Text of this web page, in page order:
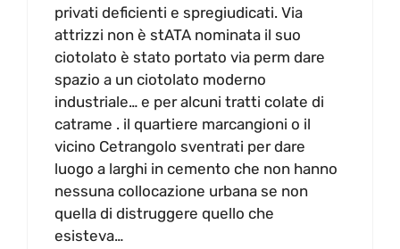
privati deficienti e spregiudicati. Via
attrizzi non è stATA nominata il suo
ciotolato è stato portato via perm dare
spazio a un ciotolato moderno
industriale… e per alcuni tratti colate di
catrame . il quartiere marcangioni o il
vicino Cetrangolo sventrati per dare
luogo a larghi in cemento che non hanno
nessuna collocazione urbana se non
quella di distruggere quello che
esisteva…